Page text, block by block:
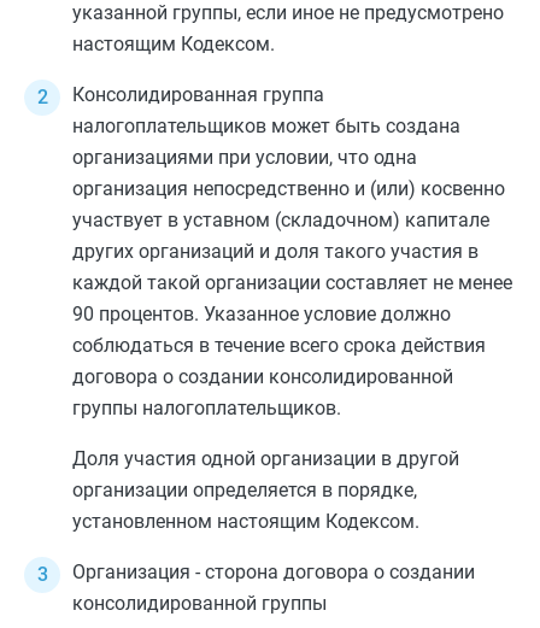
указанной группы, если иное не предусмотрено
настоящим Кодексом.
Консолидированная группа
налогоплательщиков может быть создана
организациями при условии, что одна
организация непосредственно и (или) косвенно
участвует в уставном (складочном) капитале
других организаций и доля такого участия в
каждой такой организации составляет не менее
90 процентов. Указанное условие должно
соблюдаться в течение всего срока действия
договора о создании консолидированной
группы налогоплательщиков.
Доля участия одной организации в другой
организации определяется в порядке,
установленном настоящим Кодексом.
Организация - сторона договора о создании
консолидированной группы